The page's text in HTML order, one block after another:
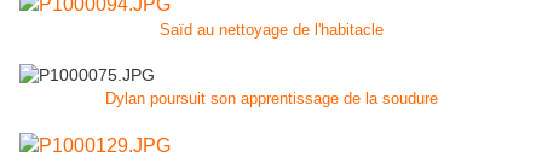
Saïd au nettoyage de l'habitacle
Dylan poursuit son apprentissage de la soudure